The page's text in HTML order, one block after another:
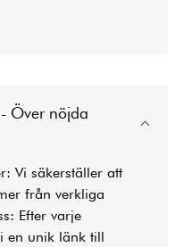
Över nöjda
Vi säkerställer att
från verkliga
Efter varje
en unik länk till